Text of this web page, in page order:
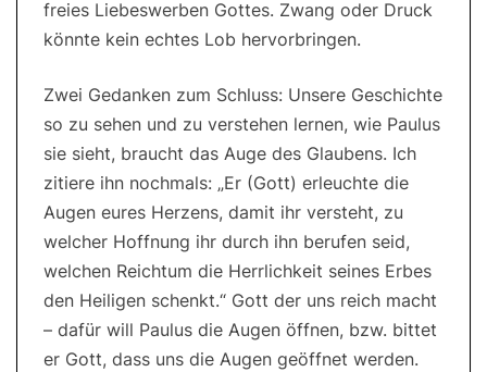
freies Liebeswerben Gottes. Zwang oder Druck
könnte kein echtes Lob hervorbringen.
Zwei Gedanken zum Schluss: Unsere Geschichte
so zu sehen und zu verstehen lernen, wie Paulus
sie sieht, braucht das Auge des Glaubens. Ich
zitiere ihn nochmals: „Er (Gott) erleuchte die
Augen eures Herzens, damit ihr versteht, zu
welcher Hoffnung ihr durch ihn berufen seid,
welchen Reichtum die Herrlichkeit seines Erbes
den Heiligen schenkt.“ Gott der uns reich macht
– dafür will Paulus die Augen öffnen, bzw. bittet
er Gott, dass uns die Augen geöffnet werden.